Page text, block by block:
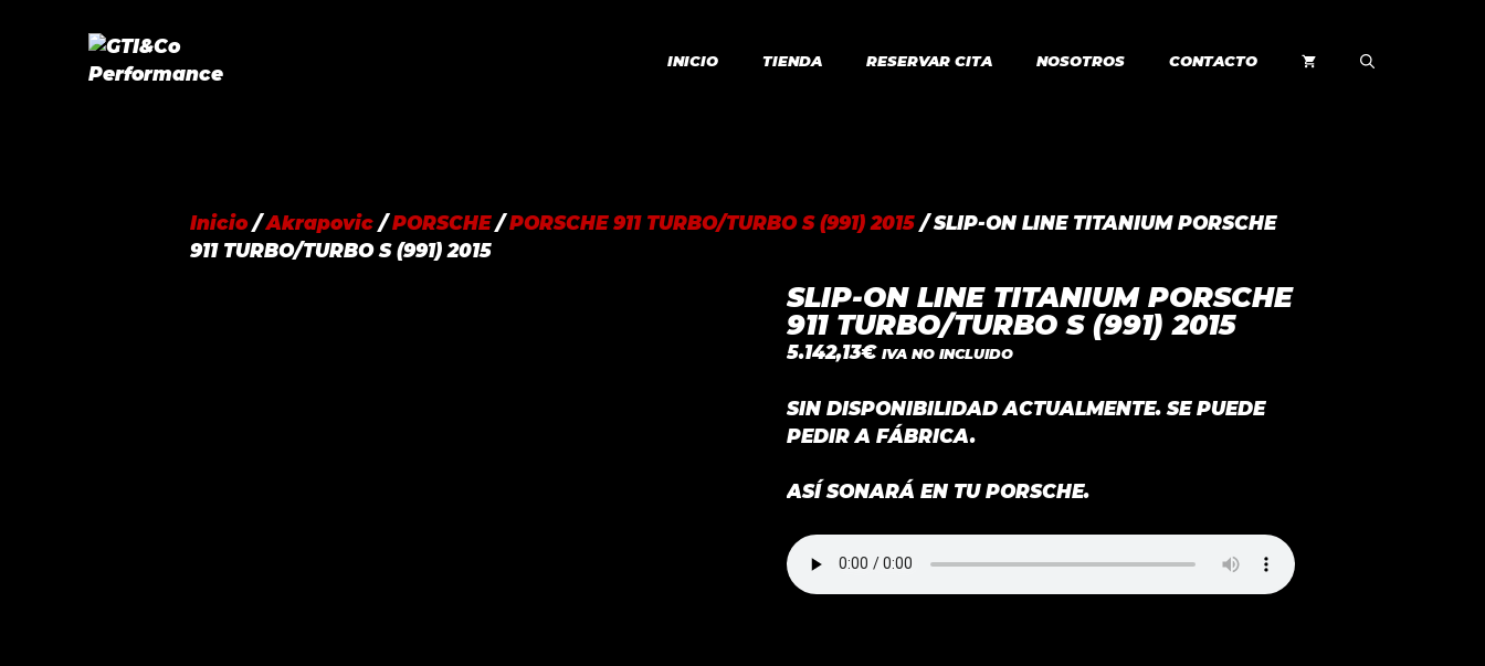
contenido
INICIO TIENDA RESERVAR CITA NOSOTROS CONTACTO
Inicio/Akrapovic /PORSCHE/PORSCHE 911 TURBO/TURBO S (991) 2015 / SLIP-ON LINE TITANIUM PORSCHE
911 TURBO/TURBO S (991) 2015
SLIP-ON LINE TITANIUM PORSCHE
911 TURBO/TURBO S (991) 2015
5.142,13€ IVA NO INCLUIDO
SIN DISPONIBILIDAD ACTUALMENTE. SE PUEDE
PEDIR A FÁBRICA.
ASÍ SONARÁ EN TU PORSCHE.